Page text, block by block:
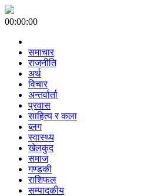
00:00:00
समाचार
राजनीति
अर्थ
विचार
अन्तर्वार्ता
प्रवास
साहित्य र कला
ब्लग
स्वास्थ्य
खेलकुद
समाज
गण्डकी
राशिफल
सम्पादकीय